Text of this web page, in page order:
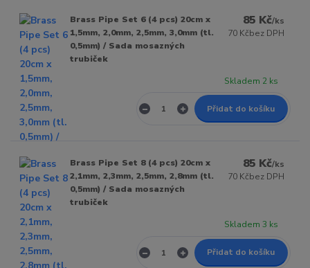
Brass Pipe Set 6 (4 pcs) 20cm x
1,5mm, 2,0mm, 2,5mm, 3,0mm (tl.
0,5mm) / Sada mosazných
trubiček
85 Kč/ks
70 Kčbez DPH
Skladem 2 ks
Přidat do košíku
Brass Pipe Set 8 (4 pcs) 20cm x
2,1mm, 2,3mm, 2,5mm, 2,8mm (tl.
0,5mm) / Sada mosazných
trubiček
85 Kč/ks
70 Kčbez DPH
Skladem 3 ks
Přidat do košíku